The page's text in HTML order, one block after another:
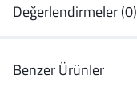
Değerlendirmeler (0)
Benzer Ürünler